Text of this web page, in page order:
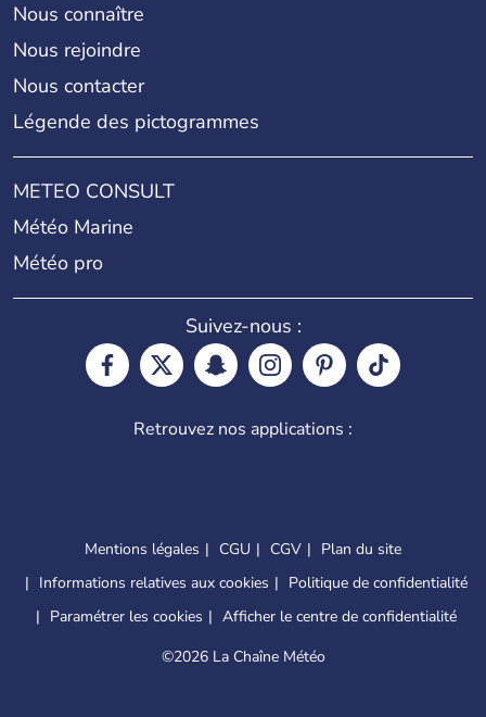
Nous connaître
Nous rejoindre
Nous contacter
Légende des pictogrammes
METEO CONSULT
Météo Marine
Météo pro
Suivez-nous :
Retrouvez nos applications :
Mentions légales CGU CGV
Plan du site
Informations relatives aux cookies
Politique de confidentialité
Paramétrer les cookies
Afficher le centre de confidentialité
©2026 La Chaîne Météo